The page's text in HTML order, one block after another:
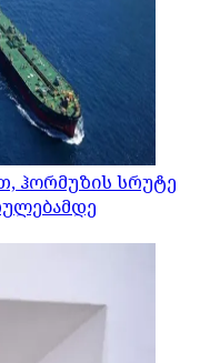
ჰორმუზის სრუტე